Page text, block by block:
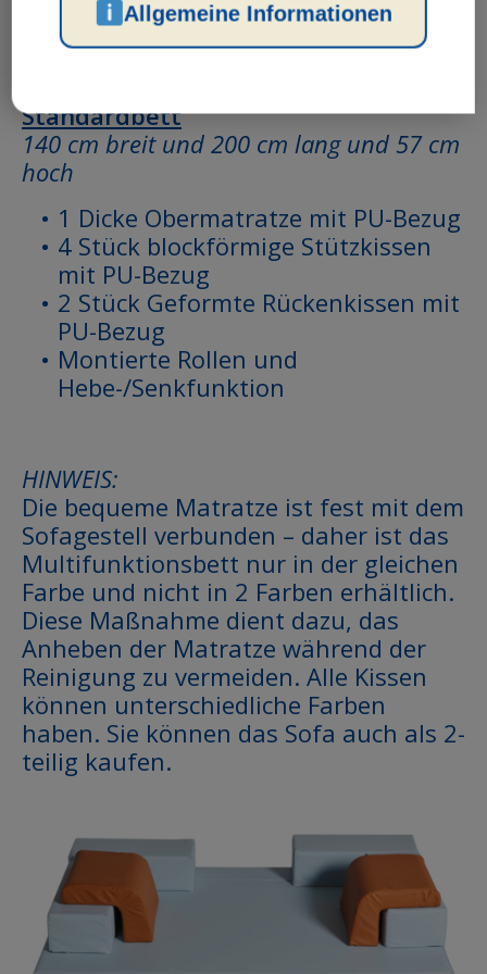
Im Lieferumfang enthalten sind:
Standardbett
140 cm breit und 200 cm lang und 57 cm
hoch
1 Dicke Obermatratze mit PU-Bezug
4 Stück blockförmige Stützkissen
mit PU-Bezug
2 Stück Geformte Rückenkissen mit
PU-Bezug
Montierte Rollen und
Hebe-/Senkfunktion
HINWEIS:
Die bequeme Matratze ist fest mit dem
Sofagestell verbunden – daher ist das
Multifunktionsbett nur in der gleichen
Farbe und nicht in 2 Farben erhältlich.
Diese Maßnahme dient dazu, das
Anheben der Matratze während der
Reinigung zu vermeiden. Alle Kissen
können unterschiedliche Farben
haben. Sie können das Sofa auch als 2-
teilig kaufen.
Allgemeine Informationen